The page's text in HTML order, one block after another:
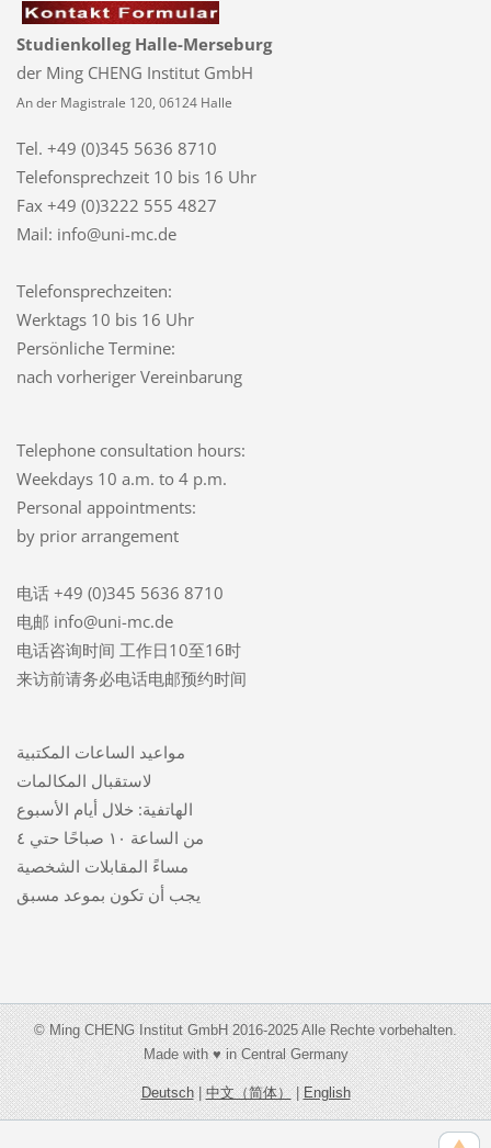
Studienkolleg Halle-Merseburg
der Ming CHENG Institut GmbH
An der Magistrale 120, 06124 Halle
Tel. +49 (0)345 5636 8710
Telefonsprechzeit 10 bis 16 Uhr
Fax +49 (0)3222 555 4827
Mail: info@uni-mc.de
Telefonsprechzeiten:
Werktags 10 bis 16 Uhr
Persönliche Termine:
nach vorheriger Vereinbarung
Telephone consultation hours:
Weekdays 10 a.m. to 4 p.m.
Personal appointments:
by prior arrangement
电话 +49 (0)345 5636 8710
电邮 info@uni-mc.de
电话咨询时间 工作日10至16时
来访前请务必电话电邮预约时间
مواعيد الساعات المكتبية
لاستقبال المكالمات
الهاتفية: خلال أيام الأسبوع
من الساعة ١٠ صباحًا حتي ٤
مساءً المقابلات الشخصية
يجب أن تكون بموعد مسبق
© Ming CHENG Institut GmbH 2016-2025 Alle Rechte vorbehalten.
Made with ♥ in Central Germany
Deutsch|中文（简体）|English